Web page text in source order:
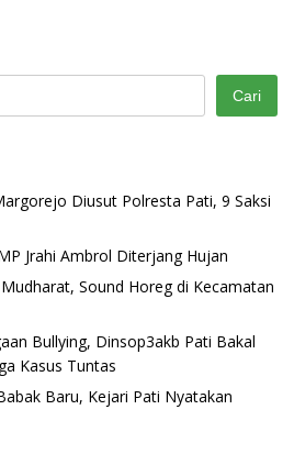
Cari
Diusut Polresta Pati, 9 Saksi
Jrahi Ambrol Diterjang Hujan
Sound Horeg di Kecamatan
Bullying, Dinsop3akb Pati Bakal
Kasus Tuntas
Baru, Kejari Pati Nyatakan